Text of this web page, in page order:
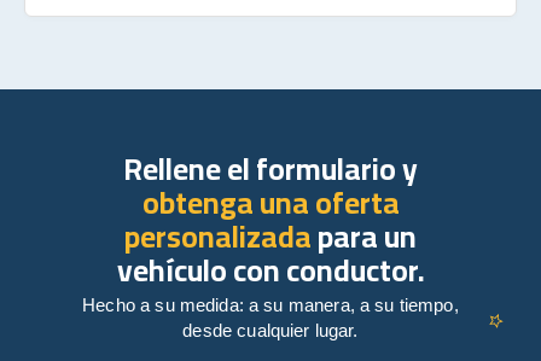
Rellene el formulario y
obtenga una oferta
personalizadapara un
vehículo con conductor.
Hecho a su medida: a su manera, a su tiempo,
desde cualquier lugar.